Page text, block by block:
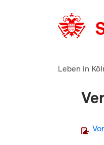
Leben in